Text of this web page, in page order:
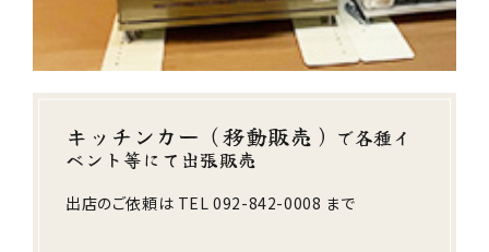
キッチンカー（移動販売） で各種イ
ベント等にて出張販売
出店のご依頼は TEL092-842-0008 まで